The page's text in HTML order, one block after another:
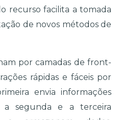
recurso facilita a tomada
de novos métodos de
por camadas de front-
rápidas e fáceis por
envia informações
segunda e a terceira